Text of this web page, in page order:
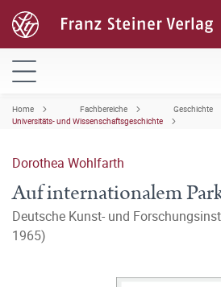
Home Fachbereiche
Geschichte
Universitäts- und Wissenschaftsgeschichte
Dorothea Wohlfarth
Auf internationalem
Deutsche Kunst- und
1965)